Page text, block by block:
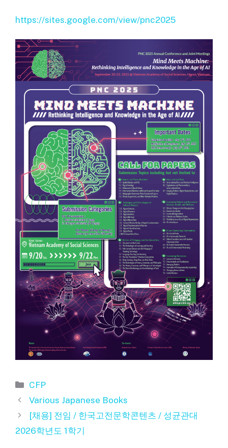
https://sites.google.com/view/pnc2025
카
테
리
CFP
Various Japanese Books
[채용] 전임 / 한국고전문학콘텐츠 / 성균관대
2026학년도 1학기